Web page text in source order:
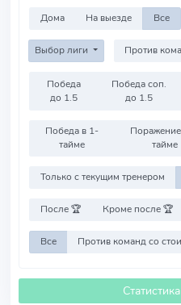
Дома На выезде Все
Выбор лиги
Победа
до 1.5
Победа соп.
до 1.5
Победа в 1-
тайме
тайме
Только с текущим тренером
После 🏆 Кроме после 🏆
Все